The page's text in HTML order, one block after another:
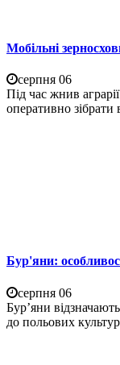
Мобільні
серпня 06
Під час жнив
оперативно зібрати
Бур'яни:
серпня 06
Бур’яни
до польових